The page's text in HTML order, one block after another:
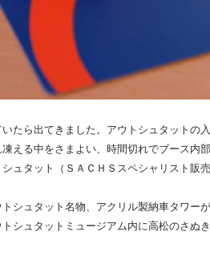
たら出てきました。アウトシュタットの
える中をさまよい、時間切れでブース内
シュタット（ＳＡＣＨＳスペシャリスト販
シュタット名物、アクリル製納車タワーが
シュタットミュージアム内に高松のさぬ